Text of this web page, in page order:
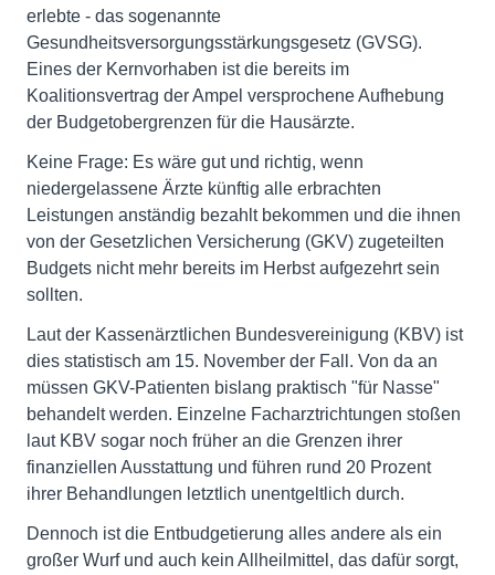
erlebte - das sogenannte
Gesundheitsversorgungsstärkungsgesetz (GVSG).
Eines der Kernvorhaben ist die bereits im
Koalitionsvertrag der Ampel versprochene Aufhebung
der Budgetobergrenzen für die Hausärzte.
Keine Frage: Es wäre gut und richtig, wenn
niedergelassene Ärzte künftig alle erbrachten
Leistungen anständig bezahlt bekommen und die ihnen
von der Gesetzlichen Versicherung (GKV) zugeteilten
Budgets nicht mehr bereits im Herbst aufgezehrt sein
sollten.
Laut der Kassenärztlichen Bundesvereinigung (KBV) ist
dies statistisch am 15. November der Fall. Von da an
müssen GKV-Patienten bislang praktisch "für Nasse"
behandelt werden. Einzelne Facharztrichtungen stoßen
laut KBV sogar noch früher an die Grenzen ihrer
finanziellen Ausstattung und führen rund 20 Prozent
ihrer Behandlungen letztlich unentgeltlich durch.
Dennoch ist die Entbudgetierung alles andere als ein
großer Wurf und auch kein Allheilmittel, das dafür sorgt,